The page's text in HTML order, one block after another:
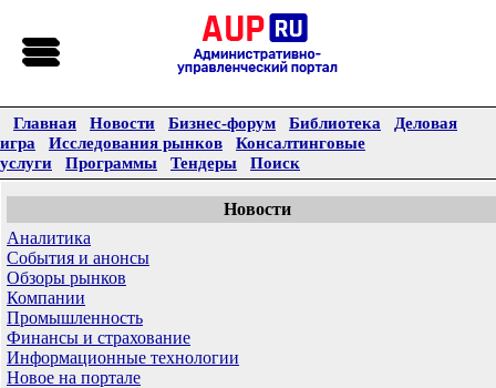
Главная Новости Бизнес-форум Библиотека
Деловая
игра
Исследования рынков
Консалтинговые
услуги
Программы Тендеры Поиск
Новости
Аналитика
События и анонсы
Обзоры рынков
Компании
Промышленность
Финансы и страхование
Информационные технологии
Новое на портале